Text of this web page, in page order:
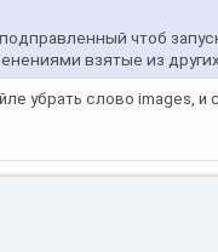
чтоб
взятые из
убрать слово images, и